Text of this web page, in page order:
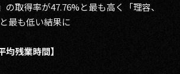
2023
の取得率が47.76%と最も高く「理容、
最も低い結果に
均残業時間】